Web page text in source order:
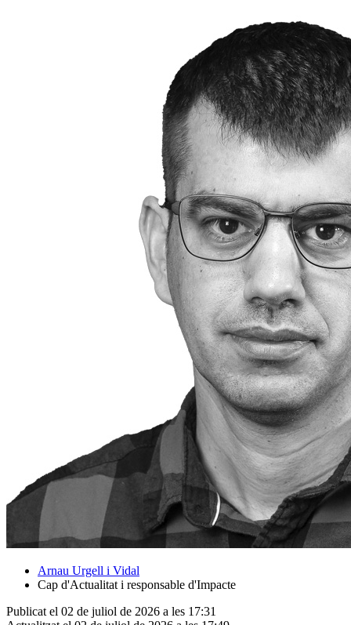
Arnau Urgell i Vidal
Cap d'Actualitat i responsable d'Impacte
Publicat el 02 de juliol de 2026 a les 17:31